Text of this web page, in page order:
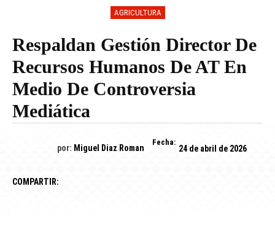
AGRICULTURA
Respaldan Gestión Director De
Recursos Humanos De AT En
Medio De Controversia
Mediática
por: Miguel Diaz Roman
Fecha:
24 de abril de 2026
COMPARTIR: